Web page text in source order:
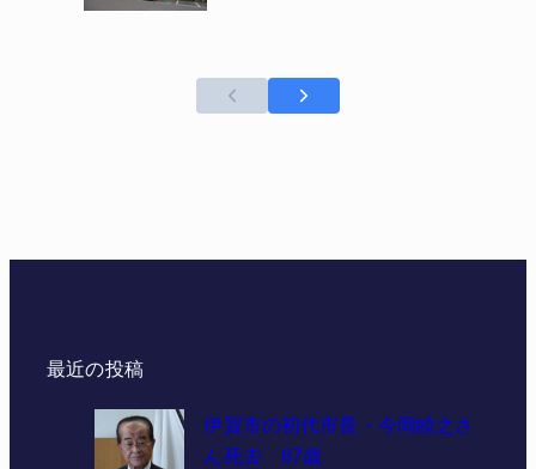
最近の投稿
伊賀市の初代市長・今岡睦之さ
ん死去 87歳